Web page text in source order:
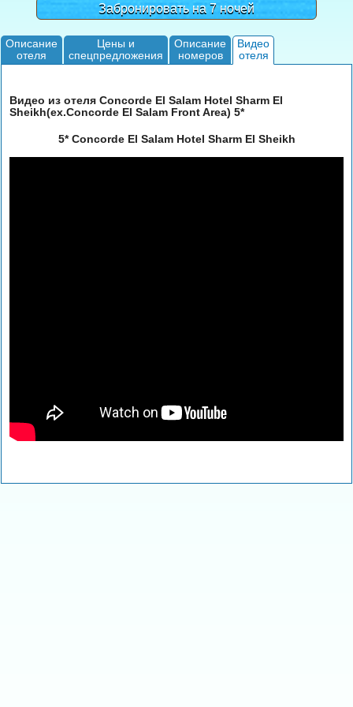
Забронировать на 7 ночей
Описание
отеля
Цены и
спецпредложения
Описание
номеров
Видео
отеля
Видео из отеля Concorde El Salam Hotel Sharm El
Sheikh(ex.Concorde El Salam Front Area) 5*
5* Concorde El Salam Hotel Sharm El Sheikh